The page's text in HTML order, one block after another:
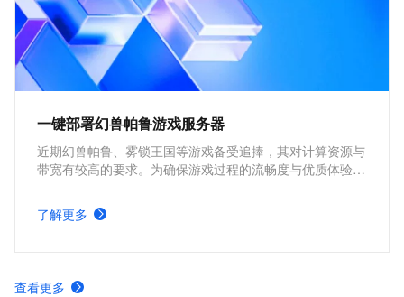
一键部署幻兽帕鲁游戏服务器
近期幻兽帕鲁、雾锁王国等游戏备受追捧，其对计算资源与
带宽有较高的要求。为确保游戏过程的流畅度与优质体验，
大的玩家群体提供专属联机服务器，一键购买部署，轻松开
启游戏。
了解更多
查看更多